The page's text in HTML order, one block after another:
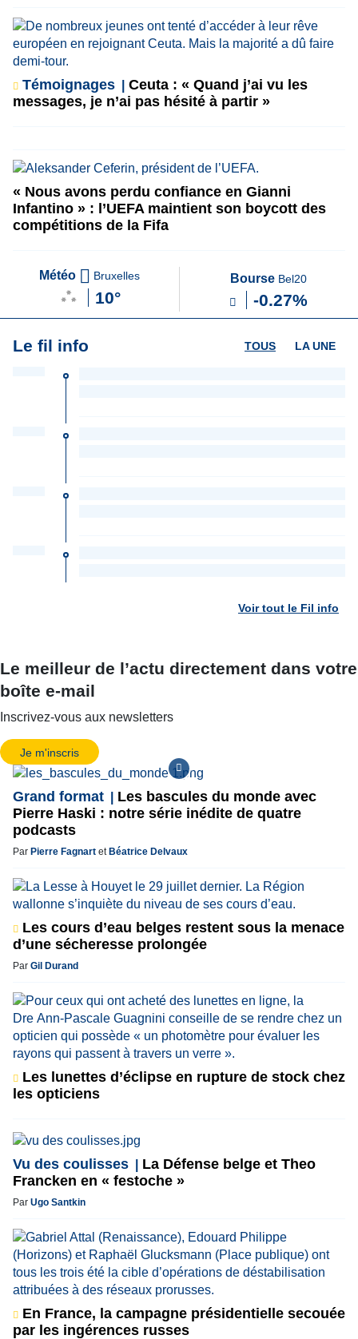
Témoignages
Ceuta : « Quand j’ai vu les
messages, je n’ai pas hésité à partir »
« Nous avons perdu confiance en Gianni
Infantino » : l’UEFA maintient son boycott des
compétitions de la Fifa
Météo Bruxelles
10°
Bourse Bel20
-0.27%
Le fil info LA UNE
TOUS
Voir tout le Fil info
Le meilleur de l’actu directement dans votre
boîte e-mail
Inscrivez-vous aux newsletters
Je m'inscris
Grand format
Les bascules du monde avec
Pierre Haski : notre série inédite de quatre
podcasts
Par Pierre Fagnart et Béatrice Delvaux
Les cours d’eau belges restent sous la menace
d’une sécheresse prolongée
Par Gil Durand
Les lunettes d’éclipse en rupture de stock chez
les opticiens
Vu des coulisses
La Défense belge et Theo
Francken en « festoche »
Par Ugo Santkin
En France, la campagne présidentielle secouée
par les ingérences russes